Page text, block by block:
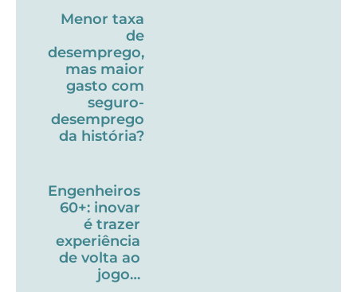
Menor taxa
de
desemprego,
mas maior
gasto com
seguro-
desemprego
da história?
Engenheiros
60+: inovar
é trazer
experiência
de volta ao
jogo…